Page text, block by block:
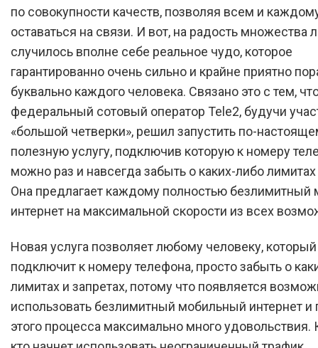
запустил новую услугу, о
которой очень давно
абсолютно каждый
по совокупности качеств, позволяя всем и
оставаться на связи. И вот, на радость множества
случилось вполне себе реальное чудо, которое
гарантированно очень сильно и крайне приятно
буквально каждого человека. Связано это с тем,
федеральный сотовый оператор Tele2, будучи
«большой четверки», решил запустить по-
полезную услугу, подключив которую к номеру
можно раз и навсегда забыть о каких-либо лимитах
Она предлагает каждому полностью безлимитный
интернет на максимальной скорости из всех
Новая услуга позволяет любому человеку,
подключит к номеру телефона, просто забыть о
лимитах и запретах, потому что появляется
использовать безлимитный мобильный интернет и
этого процесса максимально много